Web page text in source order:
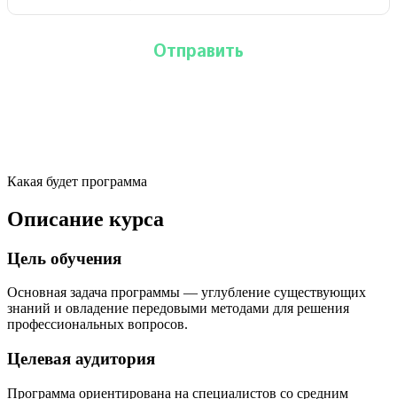
Какая будет программа
Описание курса
Цель обучения
Основная задача программы — углубление существующих
знаний и овладение передовыми методами для решения
профессиональных вопросов.
Целевая аудитория
Программа ориентирована на специалистов со средним